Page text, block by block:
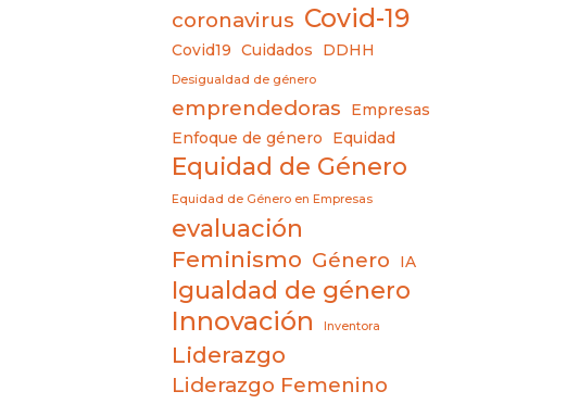
coronavirus Covid-19
Covid19 Cuidados DDHH
Desigualdad de género
emprendedoras
Empresas
Enfoque de género
Equidad
Equidad de Género
Equidad de Género en Empresas
evaluación
Feminismo Género IA
Igualdad de género
Innovación Inventora
Liderazgo
Liderazgo Femenino